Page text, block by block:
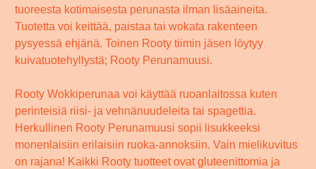
tuoreesta kotimaisesta perunasta ilman lisäaineita.
Tuotetta voi keittää, paistaa tai wokata rakenteen
pysyessä ehjänä. Toinen Rooty tiimin jäsen löytyy
kuivatuotehyllystä; Rooty Perunamuusi.
Rooty Wokkiperunaa voi käyttää ruoanlaitossa kuten
perinteisiä riisi- ja vehnänuudeleita tai spagettia.
Herkullinen Rooty Perunamuusi sopii lisukkeeksi
monenlaisiin erilaisiin ruoka-annoksiin. Vain mielikuvitus
on rajana! Kaikki Rooty tuotteet ovat gluteenittomia ja